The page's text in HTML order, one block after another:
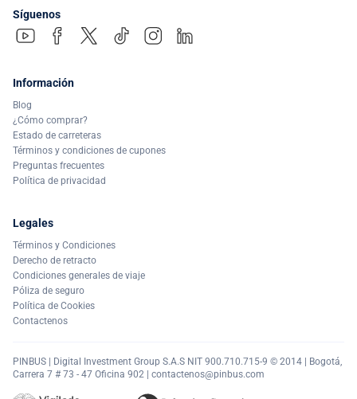
Síguenos
Información
Blog
¿Cómo comprar?
Estado de carreteras
Términos y condiciones de cupones
Preguntas frecuentes
Política de privacidad
Legales
Términos y Condiciones
Derecho de retracto
Condiciones generales de viaje
Póliza de seguro
Política de Cookies
Contactenos
PINBUS | Digital Investment Group S.A.S NIT 900.710.715-9 © 2014 | Bogotá,
Carrera 7 # 73 - 47 Oficina 902 | contactenos@pinbus.com